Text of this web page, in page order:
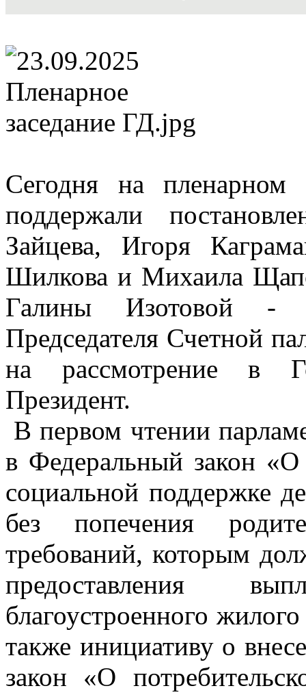
Сегодня на пленарном
поддержали
Зайцева, Игоря
Шилкова и Михаила
Галины Изотовой -
Председателя Счетной
на рассмотрение в
Президент.
В первом чтении
в Федеральный закон «О
социальной поддержке
без попечения
требований, которым
предоставления
благоустроенного
также инициативу о
закон «О